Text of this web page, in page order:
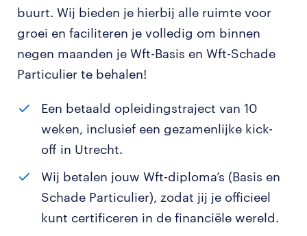
buurt. Wij bieden je hierbij alle ruimte voor
groei en faciliteren je volledig om binnen
negen maanden je Wft-Basis en Wft-Schade
Particulier te behalen!
Een betaald opleidingstraject van 10
weken, inclusief een gezamenlijke kick-
off in Utrecht.
Wij betalen jouw Wft-diploma’s (Basis en
Schade Particulier), zodat jij je officieel
kunt certificeren in de financiële wereld.